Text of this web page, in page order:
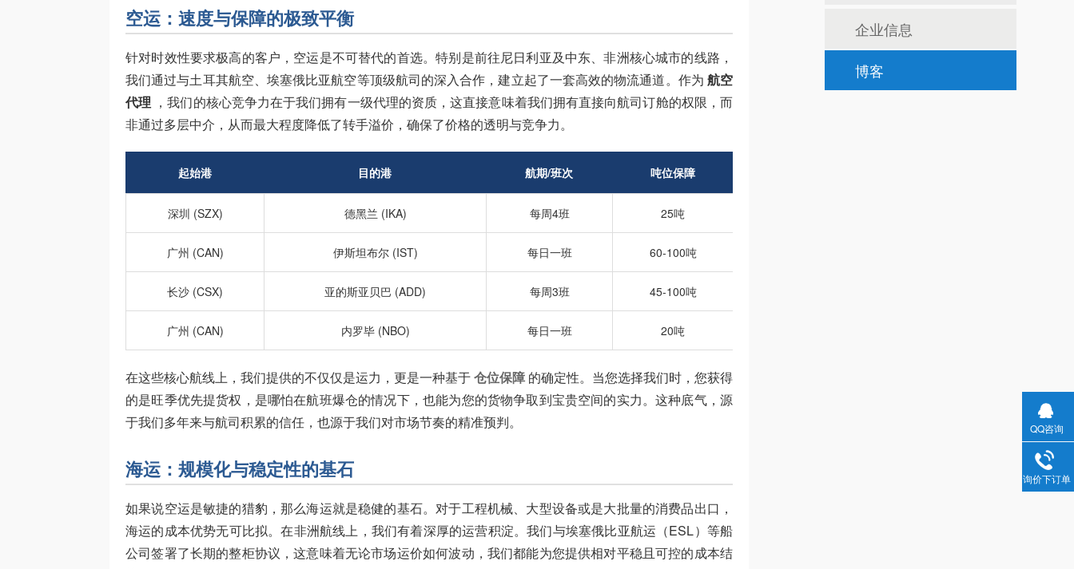
空运：速度与保障的极致平衡
针对时效性要求极高的客户，空运是不可替代的首选。特别是前往尼日利亚及中东、非洲核心城市的线路，
我们通过与土耳其航空、埃塞俄比亚航空等顶级航司的深入合作，建立起了一套高效的物流通道。作为 航空
代理 ，我们的核心竞争力在于我们拥有一级代理的资质，这直接意味着我们拥有直接向航司订舱的权限，而
非通过多层中介，从而最大程度降低了转手溢价，确保了价格的透明与竞争力。
起始港 目的港 航期/班次 吨位保障
深圳 (SZX) 德黑兰 (IKA) 每周4班 25吨
广州 (CAN) 伊斯坦布尔 (IST) 每日一班 60-100吨
长沙 (CSX) 亚的斯亚贝巴 (ADD) 每周3班 45-100吨
广州 (CAN) 内罗毕 (NBO) 每日一班 20吨
在这些核心航线上，我们提供的不仅仅是运力，更是一种基于仓位保障 的确定性。当您选择我们时，您获得
的是旺季优先提货权，是哪怕在航班爆仓的情况下，也能为您的货物争取到宝贵空间的实力。这种底气，源
于我们多年来与航司积累的信任，也源于我们对市场节奏的精准预判。
海运：规模化与稳定性的基石
如果说空运是敏捷的猎豹，那么海运就是稳健的基石。对于工程机械、大型设备或是大批量的消费品出口，
海运的成本优势无可比拟。在非洲航线上，我们有着深厚的运营积淀。我们与埃塞俄比亚航运（ESL）等船
公司签署了长期的整柜协议，这意味着无论市场运价如何波动，我们都能为您提供相对平稳且可控的成本结
企业信息
博客
QQ咨询
询价下订单